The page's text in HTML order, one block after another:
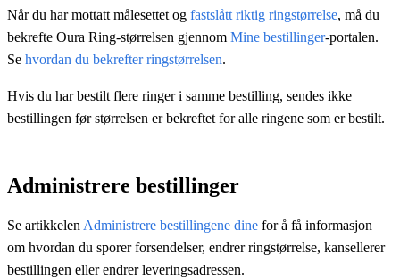
Når du har mottatt målesettet og fastslått riktig ringstørrelse, må du
bekrefte Oura Ring-størrelsen gjennom Mine bestillinger-portalen.
Se hvordan du bekrefter ringstørrelsen.
Hvis du har bestilt flere ringer i samme bestilling, sendes ikke
bestillingen før størrelsen er bekreftet for alle ringene som er bestilt.
Administrere bestillinger
Se artikkelen Administrere bestillingene dine for å få informasjon
om hvordan du sporer forsendelser, endrer ringstørrelse, kansellerer
bestillingen eller endrer leveringsadressen.